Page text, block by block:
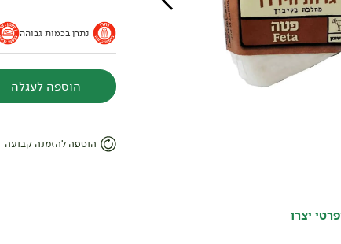
ומלוחות
מבצע: גבינות בורסאן ב- 22.90 ₪ >>
נתרן בכמות גבוהה
הוספה לעגלה
הוספה להזמנה קבועה
יצרן